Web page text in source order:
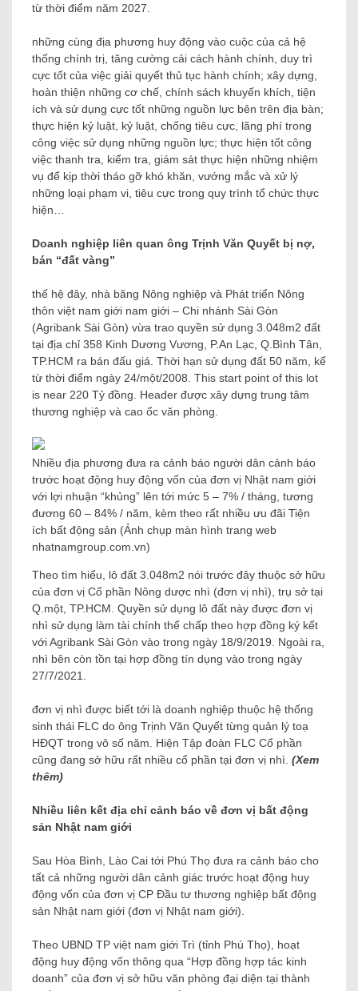
từ thời điểm năm 2027.
những cùng địa phương huy động vào cuộc của cả hệ
thống chính trị, tăng cường cải cách hành chính, duy trì
cực tốt của việc giải quyết thủ tục hành chính; xây dựng,
hoàn thiện những cơ chế, chính sách khuyến khích, tiện
ích và sử dụng cực tốt những nguồn lực bên trên địa bàn;
thực hiện kỷ luật, kỷ luật, chống tiêu cực, lãng phí trong
công việc sử dụng những nguồn lực; thực hiện tốt công
việc thanh tra, kiểm tra, giám sát thực hiện những nhiệm
vụ để kịp thời tháo gỡ khó khăn, vướng mắc và xử lý
những loại phạm vi, tiêu cực trong quy trình tổ chức thực
hiện…
Doanh nghiệp liên quan ông Trịnh Văn Quyết bị nợ,
bán “đất vàng”
thế hệ đây, nhà băng Nông nghiệp và Phát triển Nông
thôn việt nam giới nam giới – Chi nhánh Sài Gòn
(Agribank Sài Gòn) vừa trao quyền sử dụng 3.048m2 đất
tại địa chỉ 358 Kinh Dương Vương, P.An Lạc, Q.Bình Tân,
TP.HCM ra bán đấu giá. Thời hạn sử dụng đất 50 năm, kể
từ thời điểm ngày 24/một/2008. This start point of this lot
is near 220 Tỷ đồng. Header được xây dựng trung tâm
thương nghiệp và cao ốc văn phòng.
Nhiều địa phương đưa ra cảnh báo người dân cảnh báo
trước hoạt động huy động vốn của đơn vị Nhật nam giới
với lợi nhuận “khủng” lên tới mức 5 – 7% / tháng, tương
đương 60 – 84% / năm, kèm theo rất nhiều ưu đãi Tiện
ích bất động sản (Ảnh chụp màn hình trang web
nhatnamgroup.com.vn)
Theo tìm hiểu, lô đất 3.048m2 nói trước đây thuộc sở hữu
của đơn vị Cổ phần Nông dược nhì (đơn vị nhì), trụ sở tại
Q.một, TP.HCM. Quyền sử dụng lô đất này được đơn vị
nhì sử dụng làm tài chính thế chấp theo hợp đồng ký kết
với Agribank Sài Gòn vào trong ngày 18/9/2019. Ngoài ra,
nhì bên còn tồn tại hợp đồng tín dụng vào trong ngày
27/7/2021.
đơn vị nhì được biết tới là doanh nghiệp thuộc hệ thống
sinh thái FLC do ông Trịnh Văn Quyết từng quản lý toạ
HĐQT trong vô số năm. Hiện Tập đoàn FLC Cổ phần
cũng đang sở hữu rất nhiều cổ phần tại đơn vị nhì. (Xem
thêm)
Nhiều liên kết địa chỉ cảnh báo về đơn vị bất động
sản Nhật nam giới
Sau Hòa Bình, Lào Cai tới Phú Thọ đưa ra cảnh báo cho
tất cả những người dân cảnh giác trước hoạt động huy
động vốn của đơn vị CP Đầu tư thương nghiệp bất động
sản Nhật nam giới (đơn vị Nhật nam giới).
Theo UBND TP việt nam giới Trì (tỉnh Phú Thọ), hoạt
động huy động vốn thông qua “Hợp đồng hợp tác kinh
doanh” của đơn vị sở hữu văn phòng đại diện tại thành